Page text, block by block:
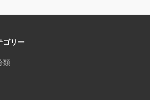
ゴリー
類